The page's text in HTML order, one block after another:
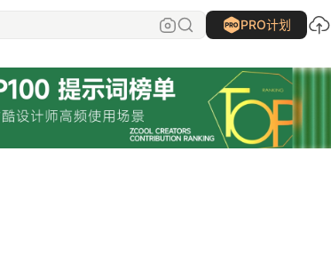
PRO计划
地平线室内效果图